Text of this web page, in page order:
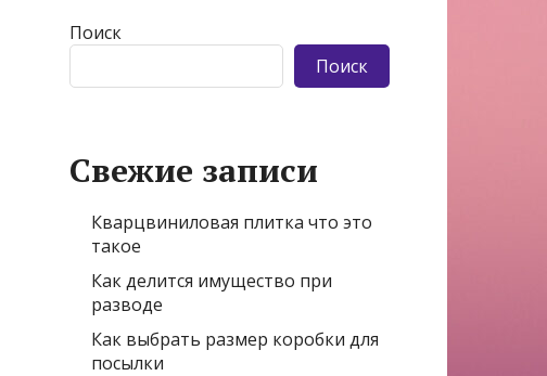
Поиск
Поиск
Свежие записи
Кварцвиниловая плитка что это
такое
Как делится имущество при
разводе
Как выбрать размер коробки для
посылки